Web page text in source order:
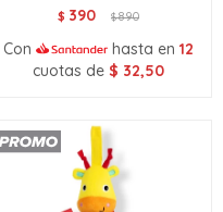
$ 390 $890
Con hasta en 12
cuotas de $ 32,50